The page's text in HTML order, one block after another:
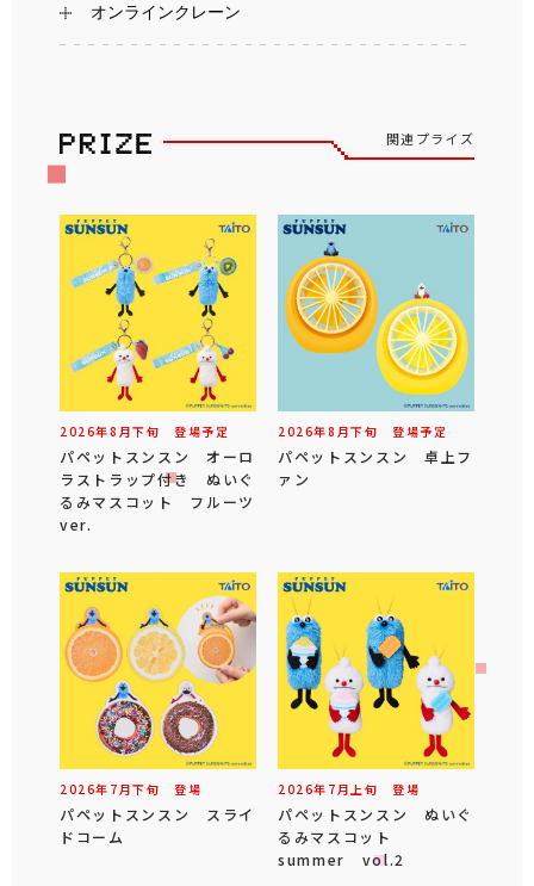
オンラインクレーン
関連プライズ
2026年8 月下旬 登場予定
パペットスンスン オーロ
ラストラップ付き ぬいぐ
るみマスコット フルーツ
ver.
2026年8 月下旬 登場予定
パペットスンスン 卓上フ
ァン
2026年 7 月下旬 登場
パペットスンスン スライ
ドコーム
2026年 7 月 上旬 登場
パペットスンスン ぬいぐ
るみマスコット
summer vol.2